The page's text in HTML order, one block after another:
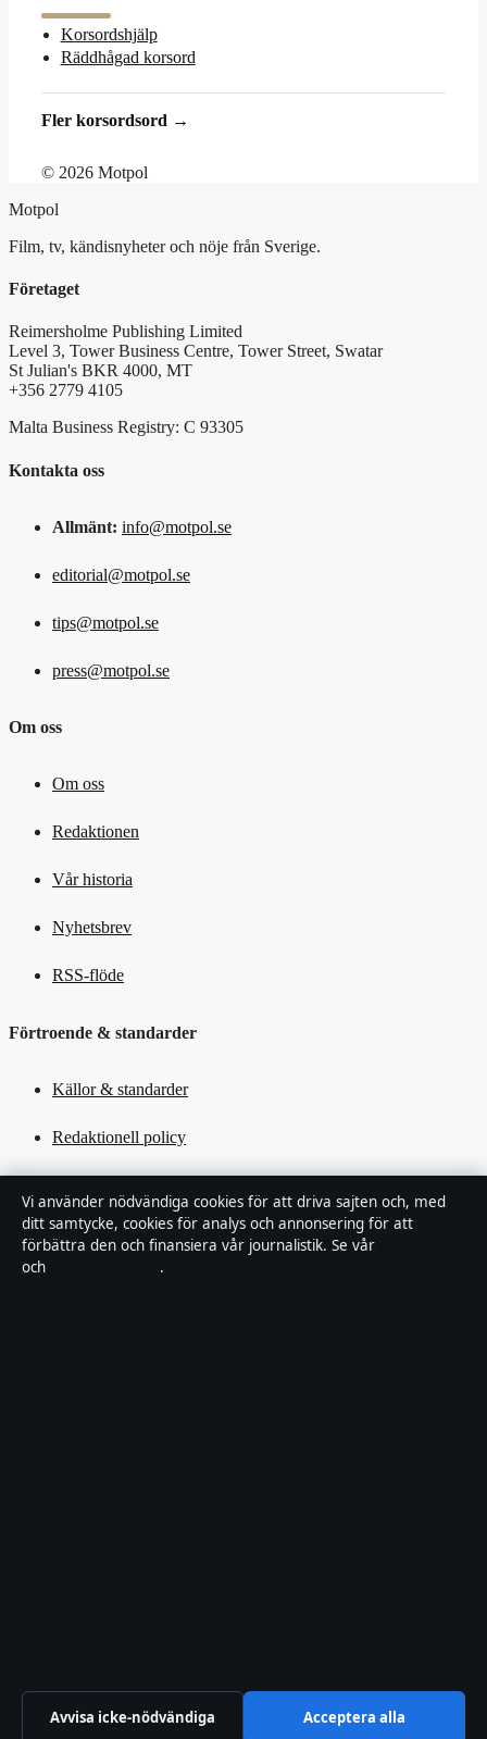
Korsordshjälp
Räddhågad korsord
Fler korsordsord →
© 2026 Motpol
Motpol
Film, tv, kändisnyheter och nöje från Sverige.
Företaget
Reimersholme Publishing Limited
Level 3, Tower Business Centre, Tower Street, Swatar
St Julian's BKR 4000, MT
+356 2779 4105
Malta Business Registry: C 93305
Kontakta oss
Allmänt: info@motpol.se
editorial@motpol.se
tips@motpol.se
press@motpol.se
Om oss
Om oss
Redaktionen
Vår historia
Nyhetsbrev
RSS-flöde
Förtroende & standarder
Källor & standarder
Redaktionell policy
Tillgänglighetsredogörelse
Vi använder nödvändiga cookies för att driva sajten och, med
ditt samtycke, cookies för analys och annonsering för att
förbättra den och finansiera vår journalistik. Se vår
och
.
Avvisa icke-nödvändiga Acceptera alla